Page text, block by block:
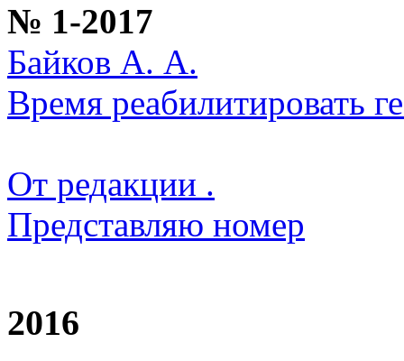
№ 1-2017
Байков А. А.
Время реабилитировать
От редакции .
Представляю номер
2016